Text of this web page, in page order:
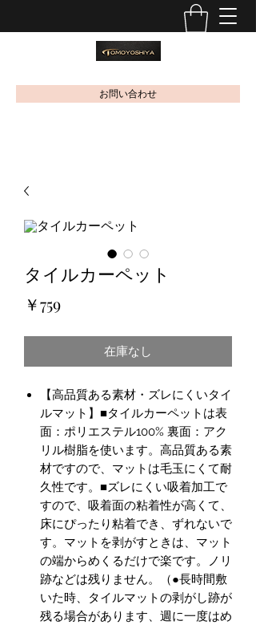
お問い合わせ
タイルカーペット
￥759価
在庫なし
【高品質ある素材・ズレにくいタイ
ルマット】■タイルカーペットは表
面：ポリエステル100% 裏面：アク
リル樹脂を使います。高品質ある素
材ですので、マットは毛玉にくて耐
久性です。■ズレにくい吸着加工で
すので、吸着面の粘着性が高くて、
床にぴったり粘着でき、ずれないで
す。マットを剥がすときは、マット
の端からめくるだけで楽です。ノリ
跡などは残りません。（●長時間敷
いた時、タイルマットの剥がし跡が
残る場合があります、週に一度はめ